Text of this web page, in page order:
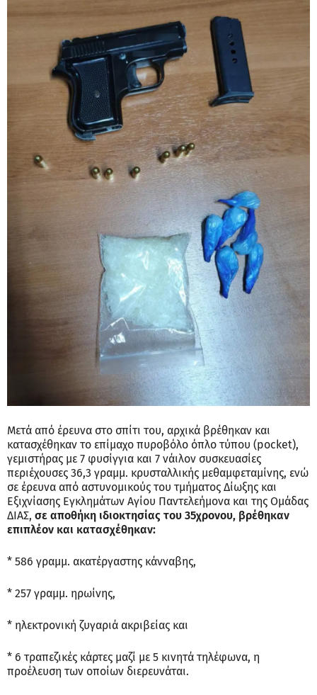
Μετά από έρευνα στο σπίτι του, αρχικά βρέθηκαν και
κατασχέθηκαν το επίμαχο πυροβόλο όπλο τύπου (pocket),
γεμιστήρας με 7 φυσίγγια και 7 νάιλον συσκευασίες
περιέχουσες 36,3 γραμμ. κρυσταλλικής μεθαμφεταμίνης, ενώ
σε έρευνα από αστυνομικούς του τμήματος Δίωξης και
Εξιχνίασης Εγκλημάτων Αγίου Παντελεήμονα και της Ομάδας
ΔΙΑΣ, σε αποθήκη ιδιοκτησίας του 35χρονου, βρέθηκαν
επιπλέον και κατασχέθηκαν:
* 586 γραμμ. ακατέργαστης κάνναβης,
* 257 γραμμ. ηρωίνης,
* ηλεκτρονική ζυγαριά ακριβείας και
* 6 τραπεζικές κάρτες μαζί με 5 κινητά τηλέφωνα, η
προέλευση των οποίων διερευνάται.